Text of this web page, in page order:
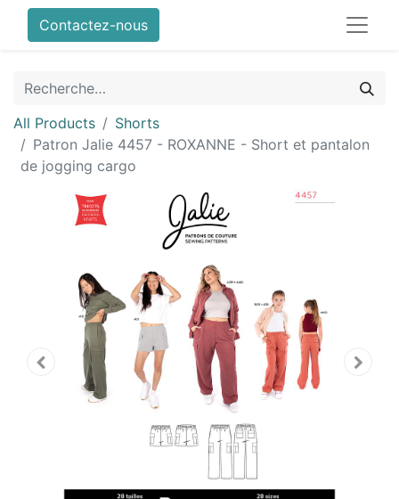
Contactez-nous
All Products
Shorts
Patron Jalie 4457 - ROXANNE - Short et pantalon
de jogging cargo